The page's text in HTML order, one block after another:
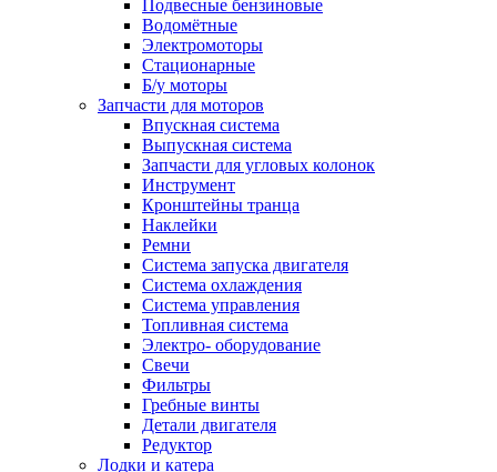
Подвесные бензиновые
Водомётные
Электромоторы
Стационарные
Б/у моторы
Запчасти для моторов
Впускная система
Выпускная система
Запчасти для угловых колонок
Инструмент
Кронштейны транца
Наклейки
Ремни
Система запуска двигателя
Система охлаждения
Система управления
Топливная система
Электро- оборудование
Свечи
Фильтры
Гребные винты
Детали двигателя
Редуктор
Лодки и катера